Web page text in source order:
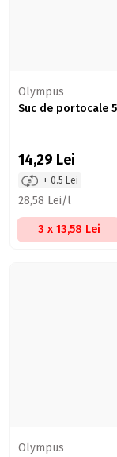
Olympus
Suc de portocale
14,29 Lei
+ 0.5 Lei
28,58 Lei/l
3 x 13,58 Lei
Olympus